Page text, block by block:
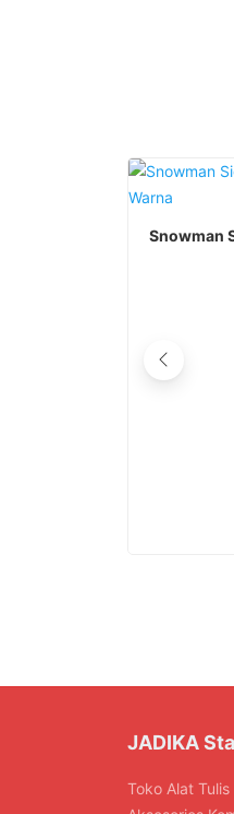
Snowman
JADIKA
Toko Alat